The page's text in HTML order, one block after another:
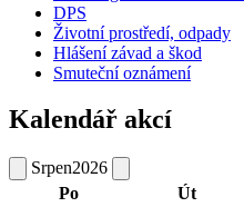
DPS
Životní prostředí, odpady
Hlášení závad a škod
Smuteční oznámení
Kalendář akcí
Srpen2026
Po
Út